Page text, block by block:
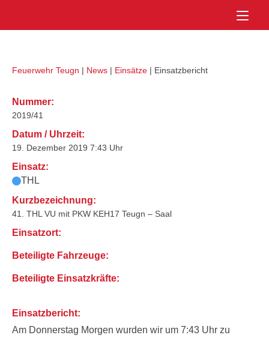
Feuerwehr Teugn | News | Einsätze | Einsatzbericht
Nummer:
2019/41
Datum / Uhrzeit:
19. Dezember 2019 7:43 Uhr
Einsatz:
THL
Kurzbezeichnung:
41. THL VU mit PKW KEH17 Teugn – Saal
Einsatzort:
Beteiligte Fahrzeuge:
Beteiligte Einsatzkräfte:
Einsatzbericht:
Am Donnerstag Morgen wurden wir um 7:43 Uhr zu